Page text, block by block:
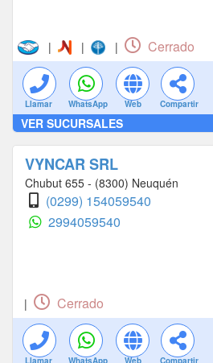
| | | Cerrado
Llamar WhatsApp Web Compartir
VER SUCURSALES
VYNCAR SRL
Chubut 655 - (8300) Neuquén
(0299) 154059540
2994059540
| Cerrado